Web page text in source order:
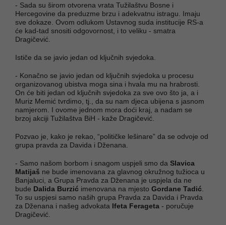
- Sada su širom otvorena vrata Tužilaštvu Bosne i
Hercegovine da preduzme brzu i adekvatnu istragu. Imaju
sve dokaze. Ovom odlukom Ustavnog suda institucije RS-a
će kad-tad snositi odgovornost, i to veliku - smatra
Dragičević.
Ističe da se javio jedan od ključnih svjedoka.
- Konačno se javio jedan od ključnih svjedoka u procesu
organizovanog ubistva moga sina i hvala mu na hrabrosti.
On će biti jedan od ključnih svjedoka za sve ovo što ja, a i
Muriz Memić tvrdimo, tj., da su nam djeca ubijena s jasnom
namjerom. I ovome jednom mora doći kraj, a nadam se
brzoj akciji Tužilaštva BiH - kaže Dragičević.
Pozvao je, kako je rekao, “političke lešinare” da se odvoje od
grupa pravda za Davida i Dženana.
- Samo našom borbom i snagom uspjeli smo da Slavica
Matijaš ne bude imenovana za glavnog okružnog tužioca u
Banjaluci, a Grupa Pravda za Dženana je uspjela da ne
bude Dalida Burzić imenovana na mjesto Gordane Tadić
To su uspjesi samo naših grupa Pravda za Davida i Pravda
za Dženana i našeg advokata Ifeta Ferageta - poručuje
Dragičević.